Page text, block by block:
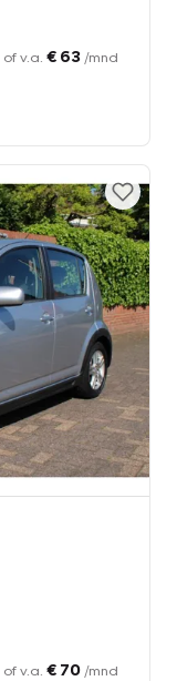
of v.a. € 63 /mnd
of v.a. € 70 /mnd